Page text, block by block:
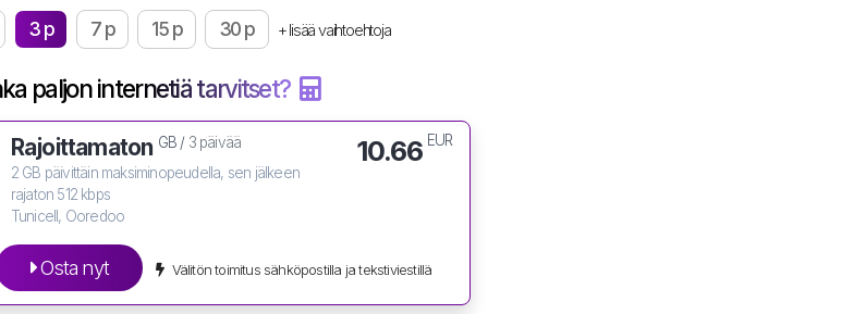
3 p 7 p 15 p 30 p + lisää vaihtoehtoja
paljon internetiä tarvitset?
Rajoittamaton GB / 3 päivää
2 GB päivittäin maksiminopeudella, sen jälkeen
rajaton 512 kbps
Tunicell, Ooredoo
10.66 EUR
Osta nyt Välitön toimitus sähköpostilla ja tekstiviestillä